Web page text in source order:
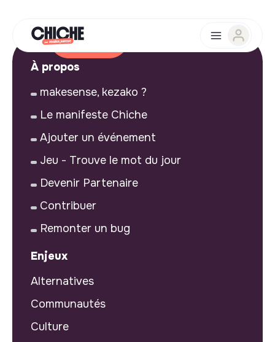
À propos
makesense, kezako ?
Le manifeste Chiche
Ajouter un événement
Jeu - Trouve le mot du jour
Devenir Partenaire
Contribuer
Remonter un bug
Enjeux
Alternatives
Communautés
Culture